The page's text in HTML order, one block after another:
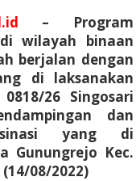
– Program
wilayah binaan
berjalan dengan
di laksanakan
26 Singosari
dan
yang di
Gunungrejo Kec.
08/2022)